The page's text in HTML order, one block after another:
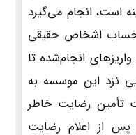
است، انجام می‌گیرد
اشخاص حقیقی
انجام‌شده تا
نزد این موسسه به
تأمین رضایت خاطر
پس از اعلام رضایت